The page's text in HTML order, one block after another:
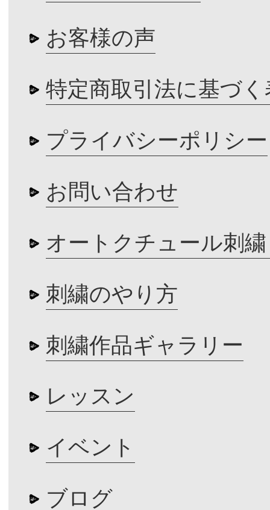
お客様の声
特定商取引法に基づく
プライバシーポリシー
お問い合わせ
オートクチュール刺
刺繍のやり方
刺繍作品ギャラリー
レッスン
イベント
ブログ